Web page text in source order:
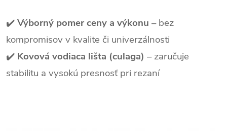
✔️Výborný pomer ceny a výkonu – bez
kompromisov v kvalite či univerzálnosti
✔️ Kovová vodiaca lišta (culaga) – zaručuje
stabilitu a vysokú presnosť pri rezaní